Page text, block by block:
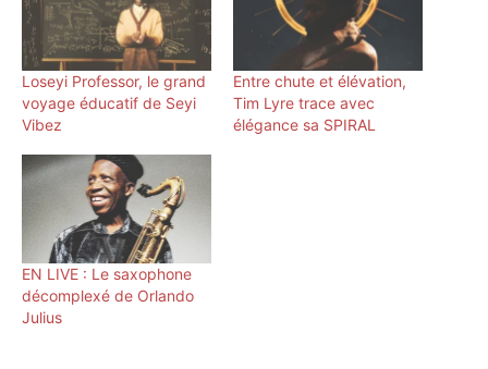
Loseyi Professor, le grand
voyage éducatif de Seyi
Vibez
Entre chute et élévation,
Tim Lyre trace avec
élégance sa SPIRAL
EN LIVE : Le saxophone
décomplexé de Orlando
Julius